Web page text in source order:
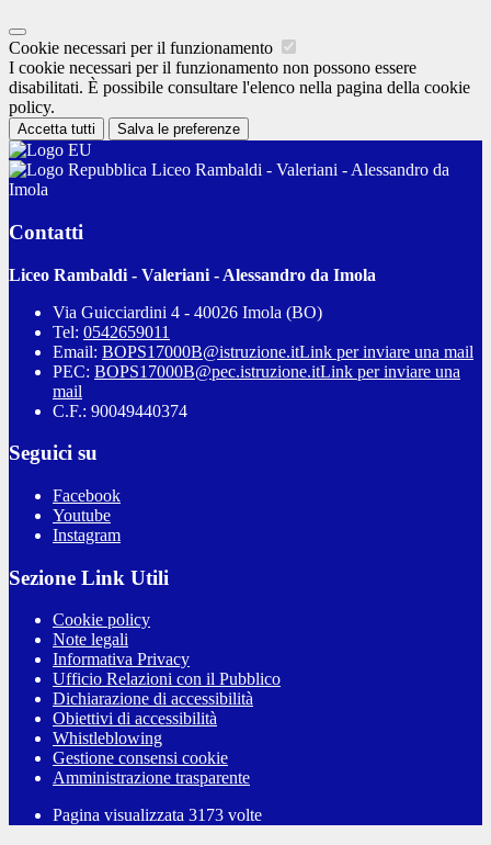
Cookie necessari per il funzionamento
I cookie necessari per il funzionamento non possono essere
disabilitati. È possibile consultare l'elenco nella pagina della cookie
policy.
Accetta tutti Salva le preferenze
Liceo Rambaldi - Valeriani - Alessandro da
Imola
Contatti
Liceo Rambaldi - Valeriani - Alessandro da Imola
Via Guicciardini 4 - 40026 Imola (BO)
Tel: 0542659011
Email: BOPS17000B@istruzione.itLink per inviare una mail
PEC: BOPS17000B@pec.istruzione.itLink per inviare una
mail
C.F.: 90049440374
Seguici su
Facebook
Youtube
Instagram
Sezione Link Utili
Cookie policy
Note legali
Informativa Privacy
Ufficio Relazioni con il Pubblico
Dichiarazione di accessibilità
Obiettivi di accessibilità
Whistleblowing
Gestione consensi cookie
Amministrazione trasparente
Pagina visualizzata 3173 volte